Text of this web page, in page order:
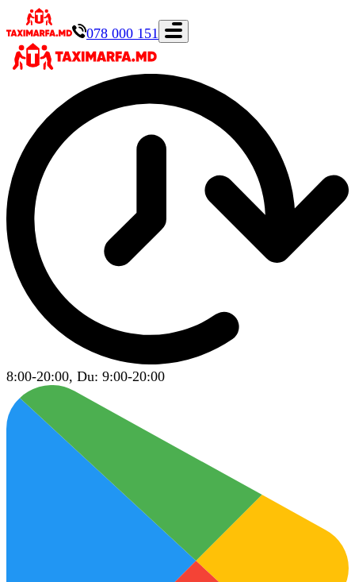
078 000 151
8:00-20:00, Du: 9:00-20:00